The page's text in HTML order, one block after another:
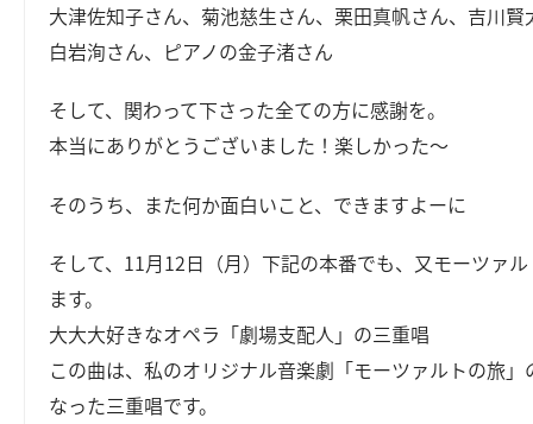
大津佐知子さん、菊池慈生さん、栗田真帆さん、吉川賢
白岩洵さん、ピアノの金子渚さん
そして、関わって下さった全ての方に感謝を。
本当にありがとうございました！楽しかった～
そのうち、また何か面白いこと、できますよーに
そして、11月12日（月）下記の本番でも、又モーツァ
ます。
大大大好きなオペラ「劇場支配人」の三重唱
この曲は、私のオリジナル音楽劇「モーツァルトの旅」
なった三重唱です。